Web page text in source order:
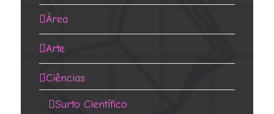
Área
Arte
Ciências
Surto Científico